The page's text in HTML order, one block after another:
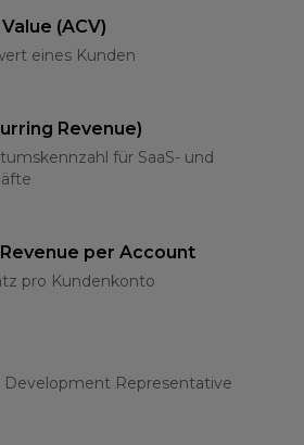
(ACV)
eines Kunden
Revenue)
für SaaS- und
Revenue per Account
pro Kundenkonto
Development Representative